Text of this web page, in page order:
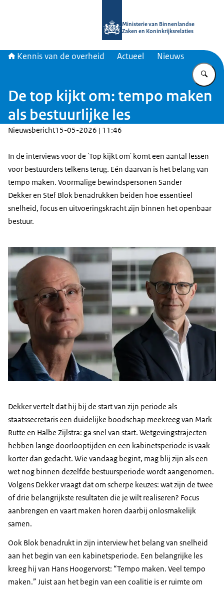
Ministerie van Binnenlandse
Zaken en Koninkrijksrelaties
Kennis van de overheid Actueel Nieuws
De top kijkt om: tempo maken
als bestuurlijke les
Nieuwsbericht15-05-2026 | 11:46
In de interviews voor de 'Top kijkt om' komt een aantal lessen
voor bestuurders telkens terug. Eén daarvan is het belang van
tempo maken. Voormalige bewindspersonen Sander
Dekker en Stef Blok benadrukken beiden hoe essentieel
snelheid, focus en uitvoeringskracht zijn binnen het openbaar
bestuur.
Dekker vertelt dat hij bij de start van zijn periode als
staatssecretaris een duidelijke boodschap meekreeg van Mark
Rutte en Halbe Zijlstra: ga snel van start. Wetgevingstrajecten
hebben lange doorlooptijden en een kabinetsperiode is vaak
korter dan gedacht. Wie vandaag begint, mag blij zijn als een
wet nog binnen dezelfde bestuursperiode wordt aangenomen.
Volgens Dekker vraagt dat om scherpe keuzes: wat zijn de twee
of drie belangrijkste resultaten die je wilt realiseren? Focus
aanbrengen en vaart maken horen daarbij onlosmakelijk
samen.
Ook Blok benadrukt in zijn interview het belang van snelheid
aan het begin van een kabinetsperiode. Een belangrijke les
kreeg hij van Hans Hoogervorst: “Tempo maken. Veel tempo
maken.” Juist aan het begin van een coalitie is er ruimte om